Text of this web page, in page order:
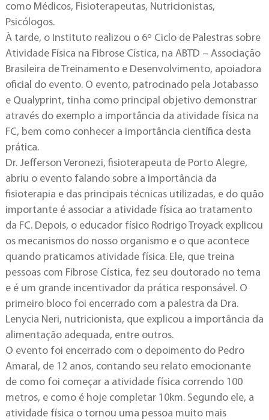
como Médicos, Fisioterapeutas, Nutricionistas,
Psicólogos.
À tarde, o Instituto realizou o 6º Ciclo de Palestras sobre
Atividade Física na Fibrose Cística, na ABTD – Associação
Brasileira de Treinamento e Desenvolvimento, apoiadora
oficial do evento. O evento, patrocinado pela Jotabasso
e Qualyprint, tinha como principal objetivo demonstrar
através do exemplo a importância da atividade física na
FC, bem como conhecer a importância científica desta
prática.
Dr. Jefferson Veronezi, fisioterapeuta de Porto Alegre,
abriu o evento falando sobre a importância da
fisioterapia e das principais técnicas utilizadas, e do quão
importante é associar a atividade física ao tratamento
da FC. Depois, o educador físico Rodrigo Troyack explicou
os mecanismos do nosso organismo e o que acontece
quando praticamos atividade física. Ele, que treina
pessoas com Fibrose Cística, fez seu doutorado no tema
e é um grande incentivador da prática responsável. O
primeiro bloco foi encerrado com a palestra da Dra.
Lenycia Neri, nutricionista, que explicou a importância da
alimentação adequada, entre outros.
O evento foi encerrado com o depoimento do Pedro
Amaral, de 12 anos, contando seu relato emocionante
de como foi começar a atividade física correndo 100
metros, e como é hoje completar 10km. Segundo ele, a
atividade física o tornou uma pessoa muito mais